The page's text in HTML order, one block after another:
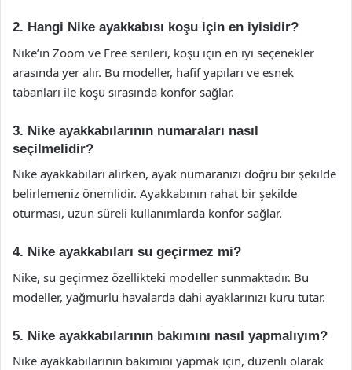
2. Hangi Nike ayakkabısı koşu için en iyisidir?
Nike’ın Zoom ve Free serileri, koşu için en iyi seçenekler
arasında yer alır. Bu modeller, hafif yapıları ve esnek
tabanları ile koşu sırasında konfor sağlar.
3. Nike ayakkabılarının numaraları nasıl
seçilmelidir?
Nike ayakkabıları alırken, ayak numaranızı doğru bir şekilde
belirlemeniz önemlidir. Ayakkabının rahat bir şekilde
oturması, uzun süreli kullanımlarda konfor sağlar.
4. Nike ayakkabıları su geçirmez mi?
Nike, su geçirmez özellikteki modeller sunmaktadır. Bu
modeller, yağmurlu havalarda dahi ayaklarınızı kuru tutar.
5. Nike ayakkabılarının bakımını nasıl yapmalıyım?
Nike ayakkabılarının bakımını yapmak için, düzenli olarak